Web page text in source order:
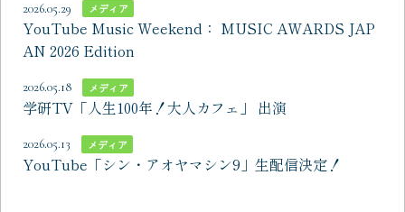
2026.05.29 メディア
YouTube Music Weekend： MUSIC AWARDS JAP
AN 2026 Edition
2026.05.18 メディア
学研TV「人生100年！大人カフェ」 出演
2026.05.13 メディア
YouTube「シン・アオヤマシン9」生配信決定！